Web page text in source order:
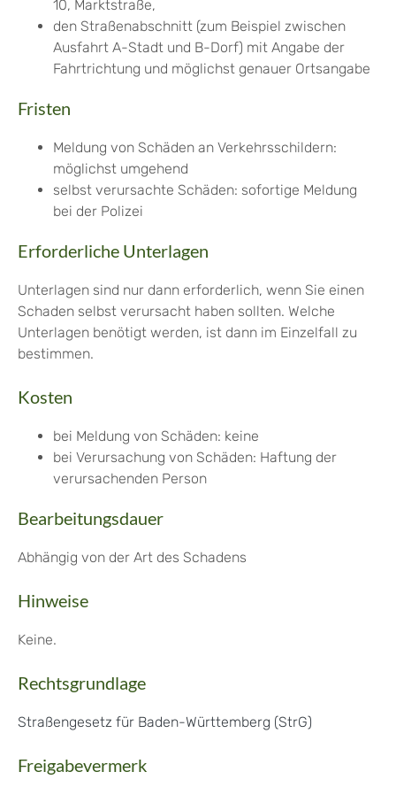
10, Marktstraße,
den Straßenabschnitt (zum Beispiel zwischen
Ausfahrt A-Stadt und B-Dorf) mit Angabe der
Fahrtrichtung und möglichst genauer Ortsangabe
Fristen
Meldung von Schäden an Verkehrsschildern:
möglichst umgehend
selbst verursachte Schäden: sofortige Meldung
bei der Polizei
Erforderliche Unterlagen
Unterlagen sind nur dann erforderlich, wenn Sie einen
Schaden selbst verursacht haben sollten. Welche
Unterlagen benötigt werden, ist dann im Einzelfall zu
bestimmen.
Kosten
bei Meldung von Schäden: keine
bei Verursachung von Schäden: Haftung der
verursachenden Person
Bearbeitungsdauer
Abhängig von der Art des Schadens
Hinweise
Keine.
Rechtsgrundlage
Straßengesetz für Baden-Württemberg (StrG)
Freigabevermerk